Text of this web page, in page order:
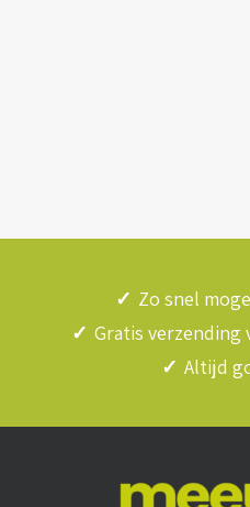
✓ Zo snel
✓ Gratis verzending
✓ Altijd